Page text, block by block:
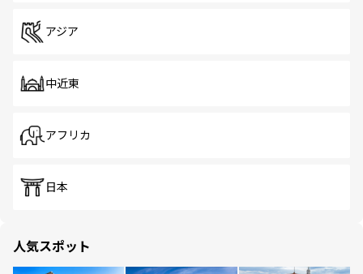
アジア
中近東
アフリカ
日本
人気スポット